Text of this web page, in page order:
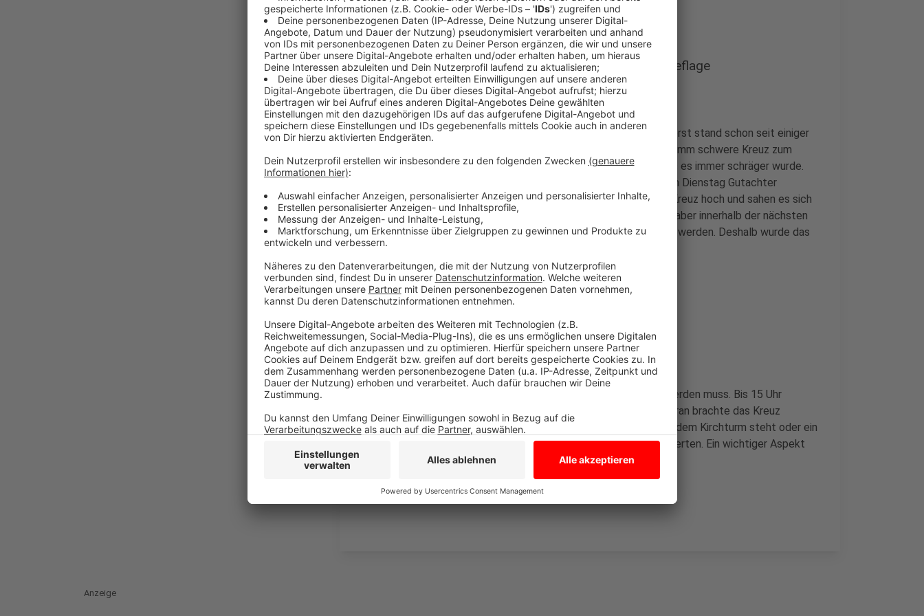
Anzeige
Das Kreuz auf der St.-Nikomedes-Kirche stand in Schieflage
Anzeige
Das Kreuz auf dem Kirchturm der St.-Nikomedes-Kirche in Borghorst stand schon seit einiger
Zeit schief. Anfang 2018 hatte Sturm "Friederike" das 300 Kilogramm schwere Kreuz zum
kippen gebracht. Seitdem hat jeder Sturm dazu beigetragen, dass es immer schräger wurde.
Nach 1 1/2 Jahren sah der Schiefstand so gefährlich aus, dass am Dienstag Gutachter
einbestellt wurden. Sie fuhren mit einem Kran die 90 Meter zum Kreuz hoch und sahen es sich
an. Das Resultat: Die Schieflage ist noch nicht gefährlich, könnte aber innerhalb der nächsten
Zeit und mit den nächsten Stürmen zu einer Gefahr für die Bürger werden. Deshalb wurde das
Kreuz gestern präventiv abgenommen.
Anzeige
Industriekletterer arbeiten in 90 Metern Höhe
Anzeige
Am Mittag fiel die Entscheidung, dass das Kreuz abgenommen werden muss. Bis 15 Uhr
arbeiteten Industriekletterer in 90 Metern Höhe. Ein Schwerlastkran brachte das Kreuz
schließlich auf den Boden. Ob das selbe Kreuz, das seit 1985 auf dem Kirchturm steht oder ein
anderes Modell bald wieder auf den Kirchturm kommt, klären Experten. Ein wichtiger Aspekt
bei der Entscheidung ist der Denkmalschutz.
Anzeige
Anzeige